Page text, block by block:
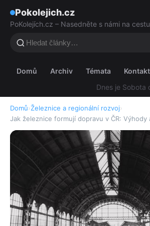
Pokolejich.cz
PoKolejích.cz – Nasedněte s námi na
Domů Archiv Témata
Kontakt
Dnes je Sobota
Domů›Železnice a regionální rozvoj›
Jak železnice formují dopravu v ČR: Výhody